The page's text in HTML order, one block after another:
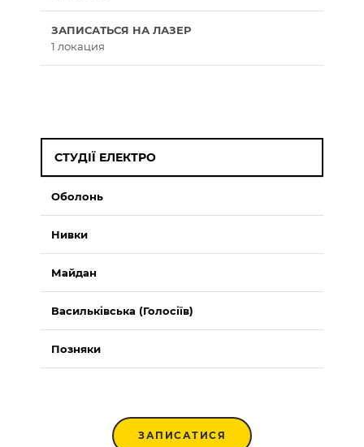
ЗАПИСАТЬСЯ НА ЛАЗЕР
1 локация
СТУДІЇ ЕЛЕКТРО
Оболонь
Нивки
Майдан
Васильківська (Голосіїв)
Позняки
ЗАПИСАТИСЯ